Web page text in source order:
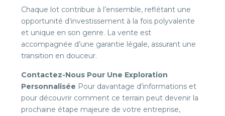
Chaque lot contribue à l’ensemble, reflétant une
opportunité d’investissement à la fois polyvalente
et unique en son genre. La vente est
accompagnée d’une garantie légale, assurant une
transition en douceur.
Contactez-Nous Pour Une Exploration
Personnalisée Pour davantage d’informations et
pour découvrir comment ce terrain peut devenir la
prochaine étape majeure de votre entreprise,